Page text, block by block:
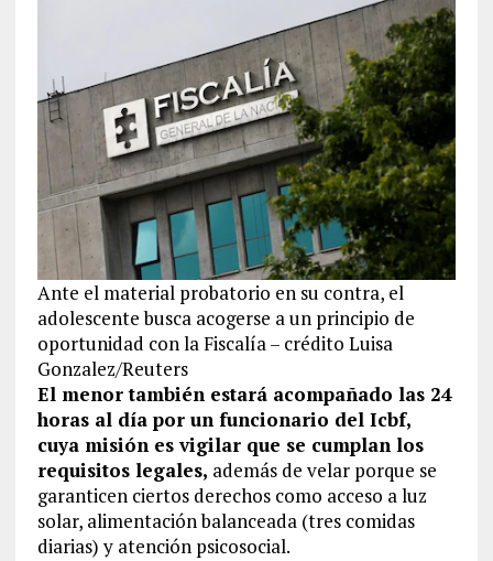
Ante el material probatorio en su contra, el
adolescente busca acogerse a un principio de
oportunidad con la Fiscalía – crédito Luisa
Gonzalez/Reuters
El menor también estará acompañado las 24
horas al día por un funcionario del Icbf,
cuya misión es vigilar que se cumplan los
requisitos legales, además de velar porque se
garanticen ciertos derechos como acceso a luz
solar, alimentación balanceada (tres comidas
diarias) y atención psicosocial.